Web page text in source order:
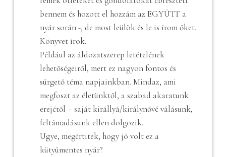
bennem és hozott el hozzám az EGYÜTT a
nyár során -, de most leülök és le is írom őket.
Könyvet írok.
Például az áldozatszerep letételének
lehetőségeiről, mert ez nagyon fontos és
sürgető téma napjainkban. Mindaz, ami
megfoszt az életünktől, a szabad akaratunk
erejétől – saját királlyá/királynővé válásunk,
feltámadásunk ellen dolgozik.
Ugye, megértitek, hogy jó volt ez a
kütyümentes nyár?